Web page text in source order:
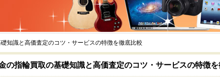
知識と高価査定のコツ・サービスの特徴を徹底比較
の指輪買取の基礎知識と高価査定のコツ・サービスの特徴